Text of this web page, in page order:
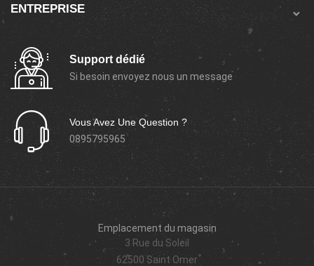
ENTREPRISE 
Support dédié
Si besoin envoyez nous un message
Vous Avez Une Question ?
0895795965
Emplacement du magasin
3 Rue du Soleil
62500 Saint Omer